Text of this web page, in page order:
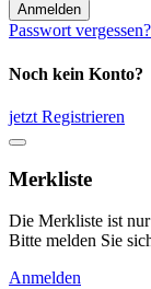
Anmelden
Passwort vergessen?
Noch kein Konto?
jetzt Registrieren
Merkliste
Die Merkliste ist
Bitte melden Sie
Anmelden